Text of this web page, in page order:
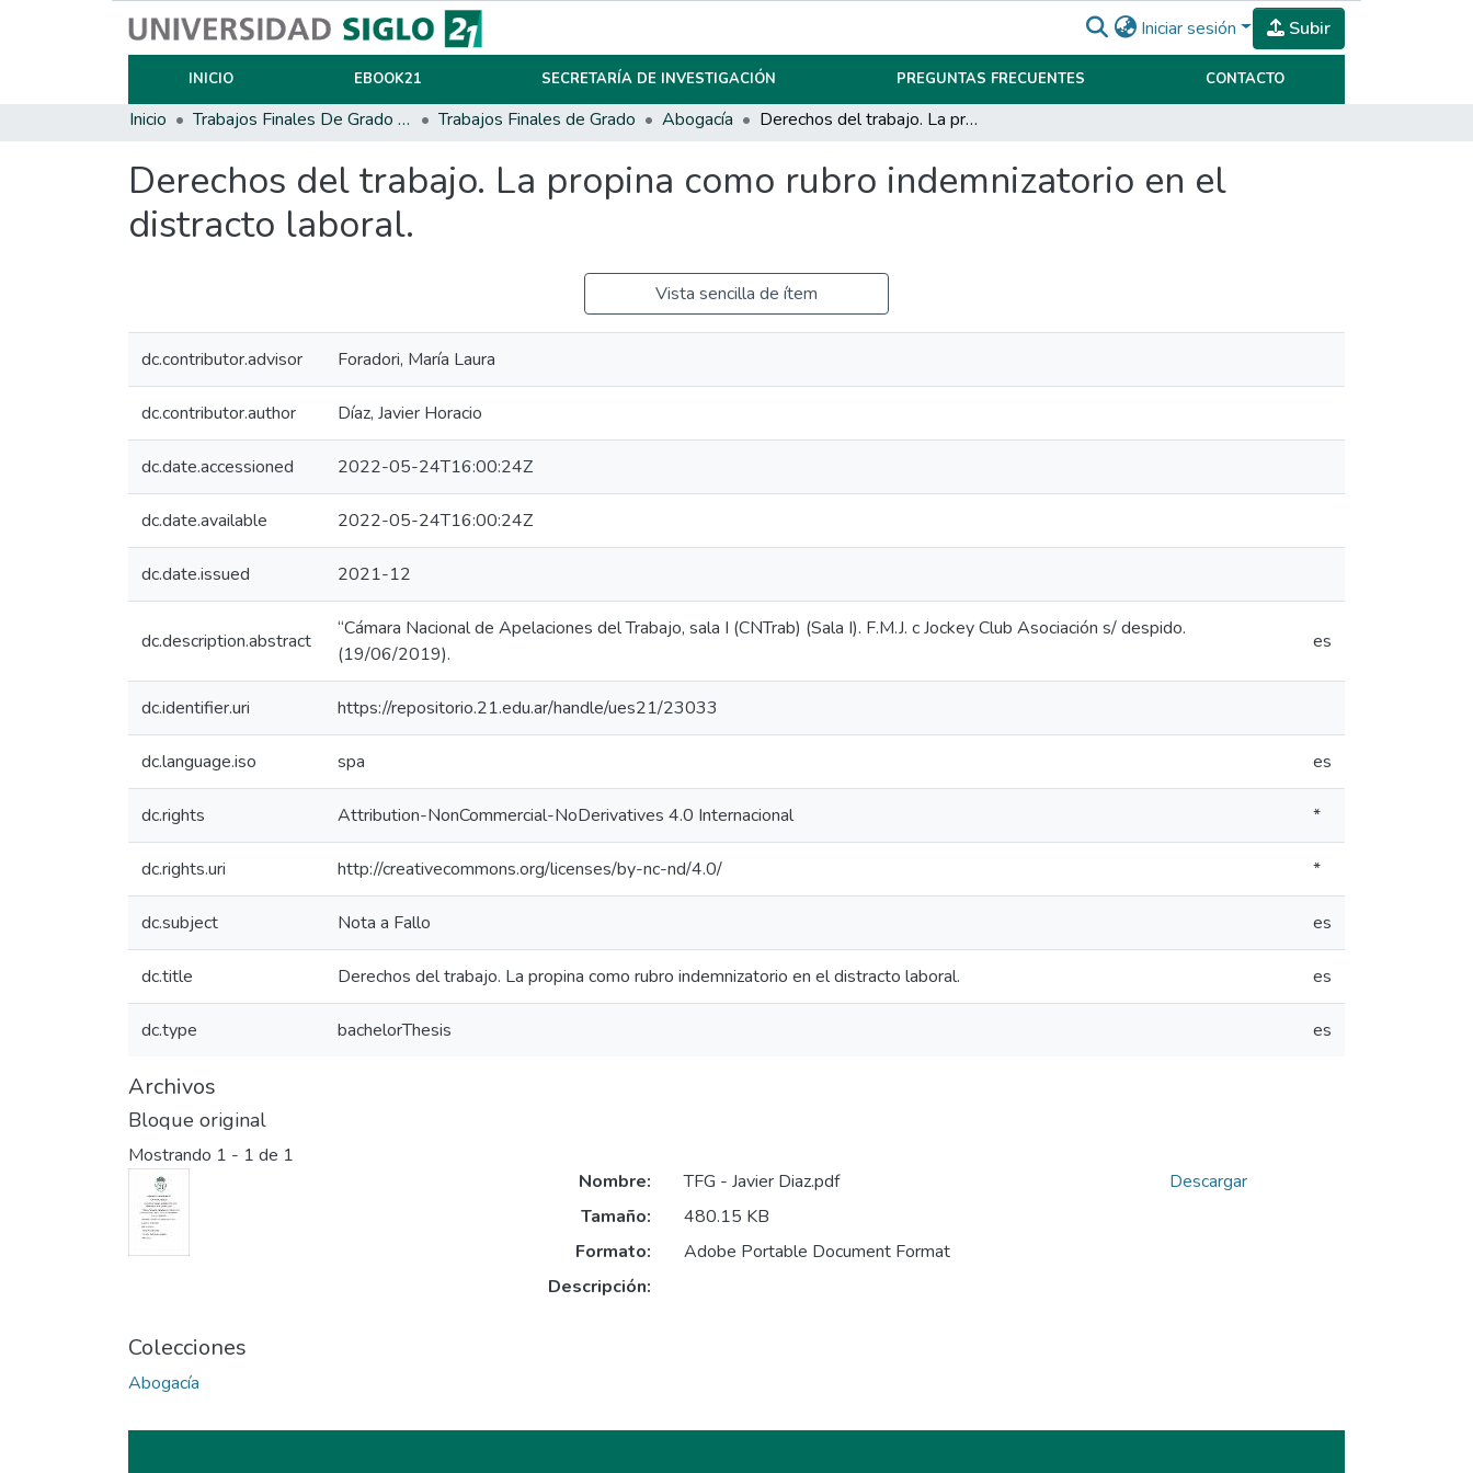
Iniciar sesión Subir
INICIO EBOOK21 SECRETARÍA DE INVESTIGACIÓN PREGUNTAS FRECUENTES CONTACTO
Inicio Trabajos Finales De Grado Y Posgrado Trabajos Finales de Grado Abogacía Derechos del trabajo. La propina como rubro indemnizatorio en el distracto laboral.
Derechos del trabajo. La propina como rubro indemnizatorio en el
distracto laboral.
Vista sencilla de ítem
dc.contributor.advisor Foradori, María Laura
dc.contributor.author Díaz, Javier Horacio
dc.date.accessioned 2022-05-24T16:00:24Z
dc.date.available 2022-05-24T16:00:24Z
dc.date.issued 2021-12
dc.description.abstract
“Cámara Nacional de Apelaciones del Trabajo, sala I (CNTrab) (Sala I). F.M.J. c Jockey Club Asociación s/ despido.
(19/06/2019).
es
dc.identifier.uri https://repositorio.21.edu.ar/handle/ues21/23033
dc.language.iso spa es
dc.rights Attribution-NonCommercial-NoDerivatives 4.0 Internacional *
dc.rights.uri http://creativecommons.org/licenses/by-nc-nd/4.0/ *
dc.subject Nota a Fallo es
dc.title Derechos del trabajo. La propina como rubro indemnizatorio en el distracto laboral. es
dc.type bachelorThesis es
Archivos
Bloque original
Mostrando 1 - 1 de 1
Nombre:
TFG - Javier Diaz.pdf
Tamaño:
480.15 KB
Formato:
Adobe Portable Document Format
Descripción:
Descargar
Colecciones
Abogacía